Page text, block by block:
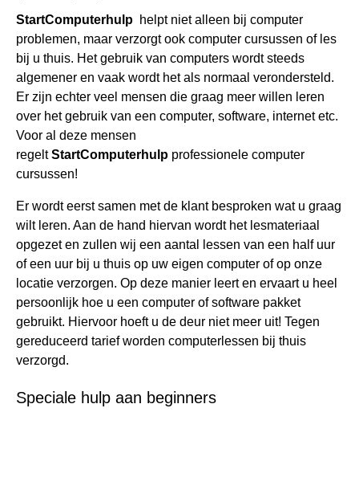
StartComputerhulp helpt niet alleen bij computer
problemen, maar verzorgt ook computer cursussen of les
bij u thuis. Het gebruik van computers wordt steeds
algemener en vaak wordt het als normaal verondersteld.
Er zijn echter veel mensen die graag meer willen leren
over het gebruik van een computer, software, internet etc.
Voor al deze mensen
regeltStartComputerhulp professionele computer
cursussen!
Er wordt eerst samen met de klant besproken wat u graag
wilt leren. Aan de hand hiervan wordt het lesmateriaal
opgezet en zullen wij een aantal lessen van een half uur
of een uur bij u thuis op uw eigen computer of op onze
locatie verzorgen. Op deze manier leert en ervaart u heel
persoonlijk hoe u een computer of software pakket
gebruikt. Hiervoor hoeft u de deur niet meer uit! Tegen
gereduceerd tarief worden computerlessen bij thuis
verzorgd.
Speciale hulp aan beginners